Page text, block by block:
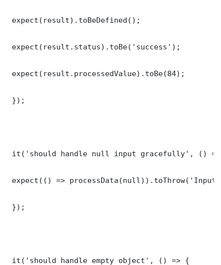
expect(result).toBeDefined();
expect(result.status).toBe('success');
expect(result.processedValue).toBe(84);
});
it('should handle null input gracefully', ()
expect(() =>
});
it('should handle empty object', () => {